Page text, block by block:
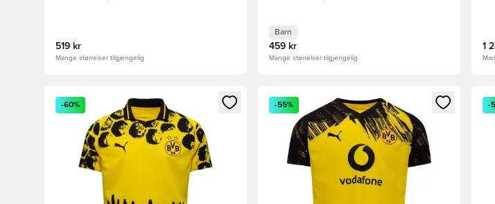
519 kr
Mange størrelser tilgjengelig
Barn
459 kr
Mange størrelser tilgjengelig
1
Åpner en Modal for å logge inn eller registrere deg som medlem
-60%
Åpner en Modal for å logge inn eller registrere
-55% -